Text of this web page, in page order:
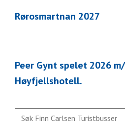
Rørosmartnan 2027
Peer Gynt spelet 2026
Høyfjellshotell.